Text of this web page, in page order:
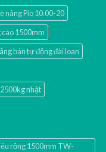
nâng Pio 10.00-20
cao 1500mm
bán tự động đài loan
nhật
rộng 1500mm TW-